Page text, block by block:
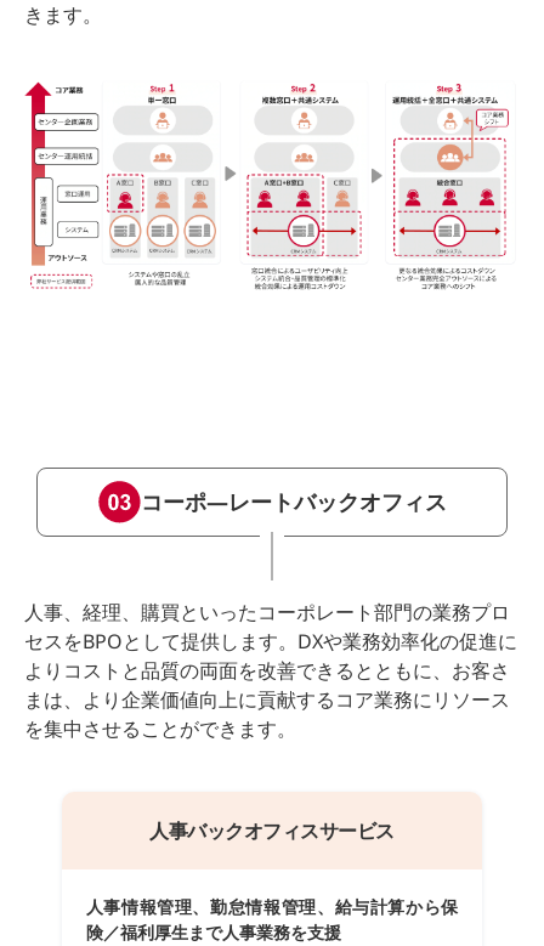
きます。
コーポ―レートバックオフィス
人事、経理、購買といったコーポレート部門の業務プロ
セスをBPOとして提供します。DXや業務効率化の促進に
よりコストと品質の両面を改善できるとともに、お客さ
まは、より企業価値向上に貢献するコア業務にリソース
を集中させることができます。
人事バックオフィスサービス
人事情報管理、勤怠情報管理、給与計算から保
険／福利厚生まで人事業務を支援